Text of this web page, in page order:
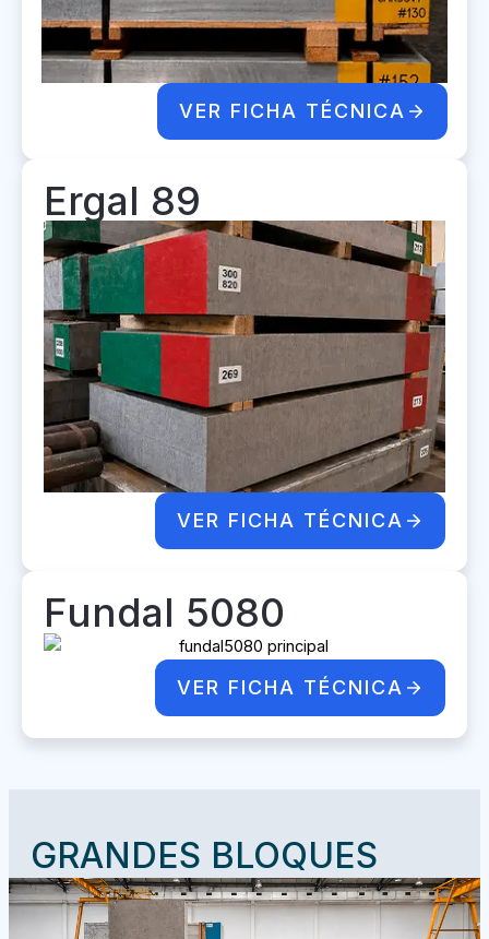
VER FICHA TÉCNICA
Ergal 89
VER FICHA TÉCNICA
Fundal 5080
VER FICHA TÉCNICA
GRANDES BLOQUES